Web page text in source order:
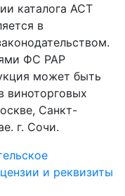
каталога АСТ
в
ФС РАР
может быть
виноторговых
Санкт-
г. Сочи.
и реквизиты